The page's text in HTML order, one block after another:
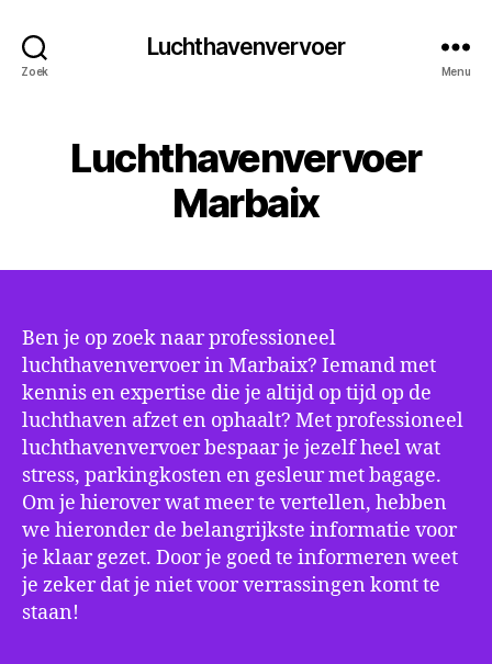
Zoek
Luchthavenvervoer
Menu
Luchthavenvervoer
Marbaix
Ben je op zoek naar professioneel
luchthavenvervoer in Marbaix? Iemand met
kennis en expertise die je altijd op tijd op de
luchthaven afzet en ophaalt? Met professioneel
luchthavenvervoer bespaar je jezelf heel wat
stress, parkingkosten en gesleur met bagage.
Om je hierover wat meer te vertellen, hebben
we hieronder de belangrijkste informatie voor
je klaar gezet. Door je goed te informeren weet
je zeker dat je niet voor verrassingen komt te
staan!